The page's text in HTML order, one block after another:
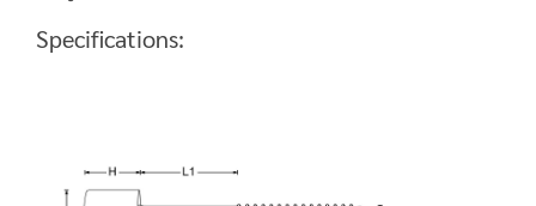
Specifications: